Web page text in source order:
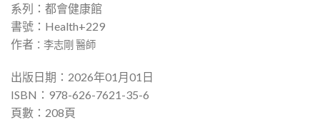
系列：都會健康館
書號：Health+229
作者 ：李志剛 醫師
出版日期：2026年01月01日
ISBN：978-626-7621-35-6
頁數：208頁